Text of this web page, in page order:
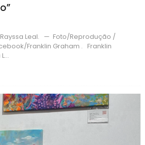
Leal. — Foto/Reprodução /
Franklin Graham . Franklin